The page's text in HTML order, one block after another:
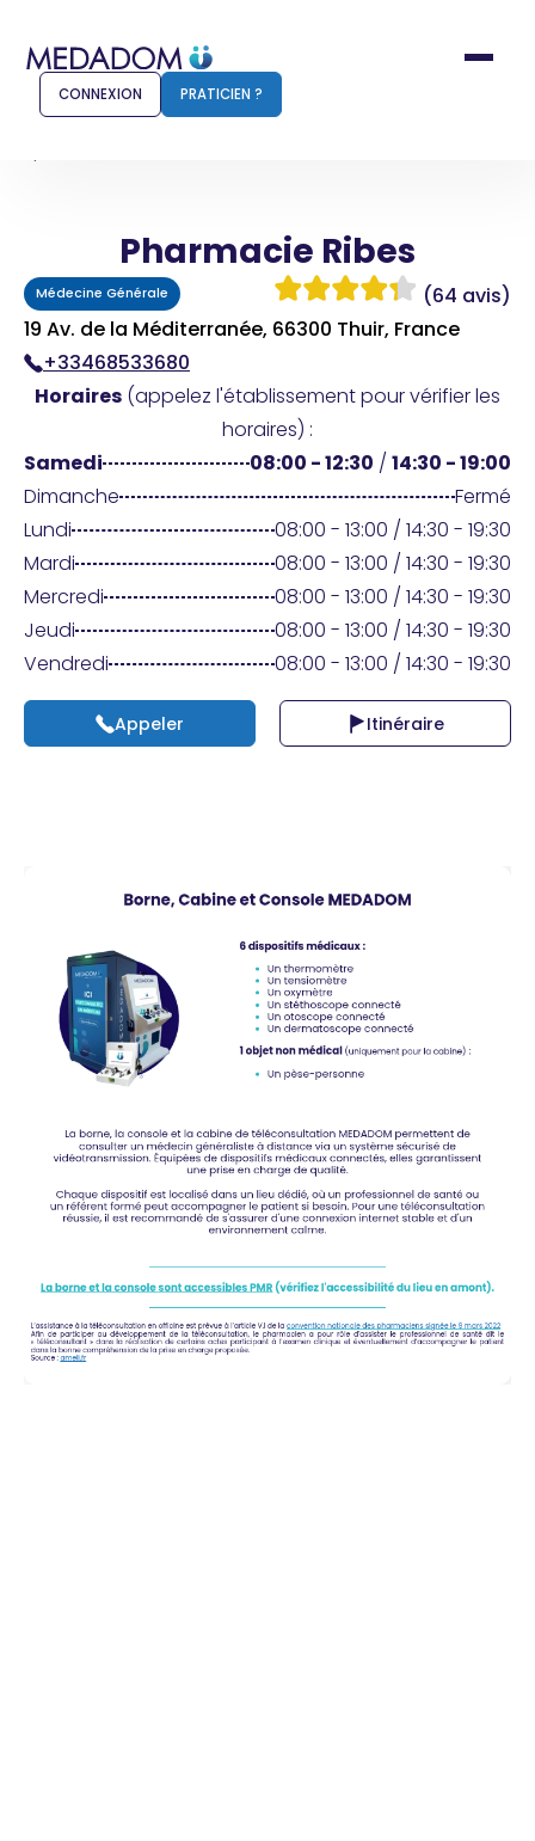
Comment ça marche ?
Pour les patients
Pharmacien
Connexion
Praticien ?
CONNEXION PRATICIEN ?
Pharmacie Ribes
Médecine Générale
(64 avis)
19 Av. de la Méditerranée, 66300 Thuir, France
+33468533680
Horaires (appelez l'établissement pour vérifier les
horaires) :
Samedi
08:00 - 12:30 / 14:30 - 19:00
Dimanche
Fermé
Lundi
08:00 - 13:00 / 14:30 - 19:30
Mardi
08:00 - 13:00 / 14:30 - 19:30
Mercredi
08:00 - 13:00 / 14:30 - 19:30
Jeudi
08:00 - 13:00 / 14:30 - 19:30
Vendredi
08:00 - 13:00 / 14:30 - 19:30
Appeler Itinéraire